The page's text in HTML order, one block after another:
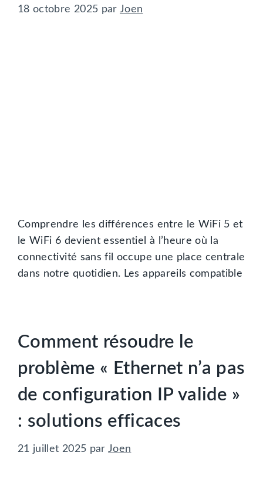
18 octobre 2025 par Joen
Comprendre les différences entre le WiFi 5 et
le WiFi 6 devient essentiel à l’heure où la
connectivité sans fil occupe une place centrale
dans notre quotidien. Les appareils compatible
Comment résoudre le
problème « Ethernet n’a pas
de configuration IP valide »
: solutions efficaces
21 juillet 2025 par Joen